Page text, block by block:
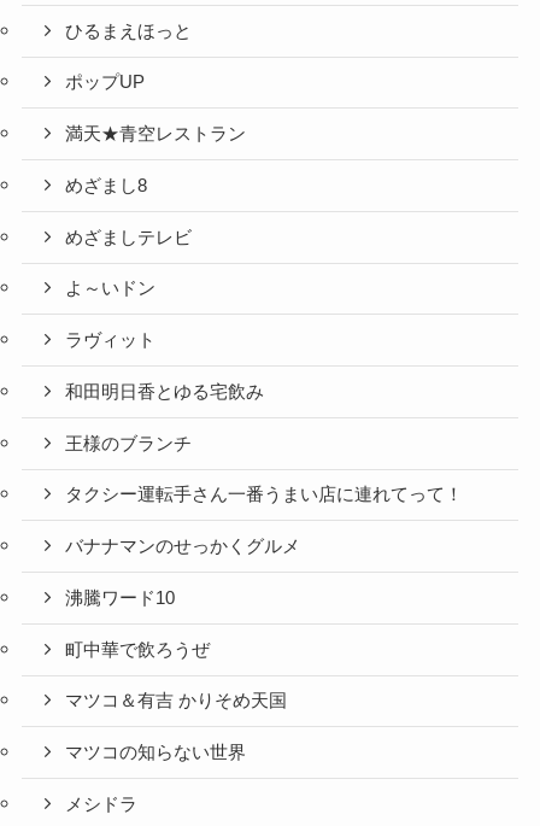
ひるまえほっと
ポップUP
満天★青空レストラン
めざまし8
めざましテレビ
よ～いドン
ラヴィット
和田明日香とゆる宅飲み
王様のブランチ
タクシー運転手さん一番うまい店に連れてって！
バナナマンのせっかくグルメ
沸騰ワード10
町中華で飲ろうぜ
マツコ＆有吉 かりそめ天国
マツコの知らない世界
メシドラ